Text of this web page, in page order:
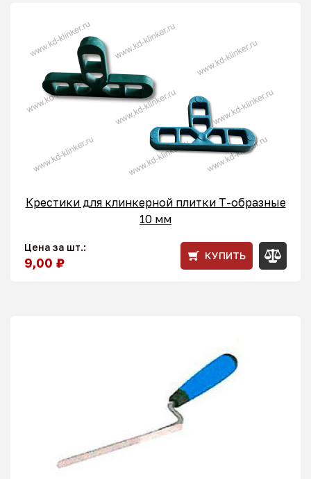
Крестики для клинкерной плитки T-образные
10 мм
Цена за шт.:
9,00 ₽ КУПИТЬ